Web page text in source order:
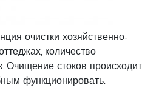
очистки хозяйственно-
количество
Очищение стоков происходит
функционировать..